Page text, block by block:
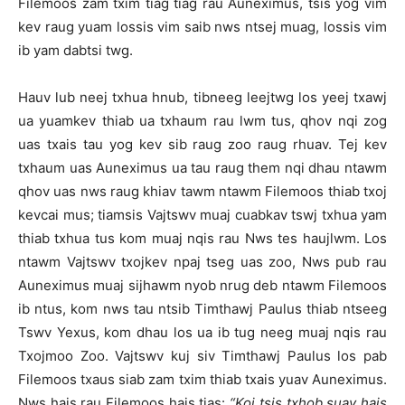
kev raug yuam lossis vim saib nws ntsej muag, lossis vim
ib yam dabtsi twg.
Hauv lub neej txhua hnub, tibneeg leejtwg los yeej txawj
ua yuamkev thiab ua txhaum rau lwm tus, qhov nqi zog
uas txais tau yog kev sib raug zoo raug rhuav. Tej kev
txhaum uas Auneximus ua tau raug them nqi dhau ntawm
qhov uas nws raug khiav tawm ntawm Filemoos thiab txoj
kevcai mus; tiamsis Vajtswv muaj cuabkav tswj txhua yam
thiab txhua tus kom muaj nqis rau Nws tes haujlwm. Los
ntawm Vajtswv txojkev npaj tseg uas zoo, Nws pub rau
Auneximus muaj sijhawm nyob nrug deb ntawm Filemoos
ib ntus, kom nws tau ntsib Timthawj Paulus thiab ntseeg
Tswv Yexus, kom dhau los ua ib tug neeg muaj nqis rau
Txojmoo Zoo. Vajtswv kuj siv Timthawj Paulus los pab
Filemoos txaus siab zam txim thiab txais yuav Auneximus.